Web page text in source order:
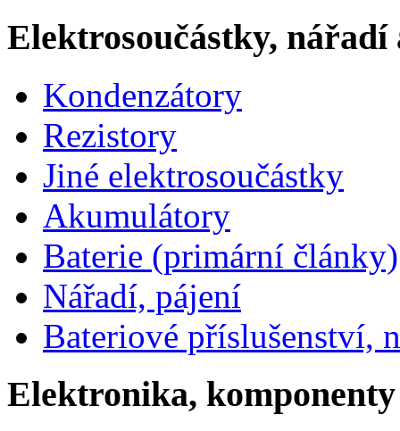
Elektrosoučástky, nářadí
Kondenzátory
Rezistory
Jiné elektrosoučástky
Akumulátory
Baterie (primární články)
Nářadí, pájení
Bateriové příslušenství,
Elektronika, komponenty